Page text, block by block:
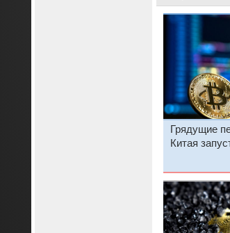
Грядущие
Китая